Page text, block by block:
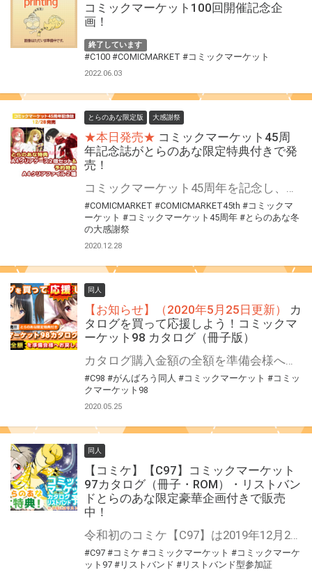
コミックマーケット100回開催記念企
画！
終了しています
#C100 #COMICMARKET #コミックマーケット
2022.06.03
とらのあな限定版 大感謝祭
★本日発売★ コミックマーケット45周
年記念誌がとらのあな限定特典付きで発
売！
コミックマーケット45周年を記念し、約200名の豪華作家によるイラスト集が発売！ とらのあなでは特典A4クリアケース2種＆予約特典クリアファイル2種をお付けします！
#COMICMARKET #COMICMARKET45th #コミックマ
ーケット #コミックマーケット45周年 #とらのあな冬
の大感謝祭
2020.12.28
同人
【お知らせ】（2020年5月25日更新）
カ
タログを買って応援しよう！コミックマ
ーケット98 カタログ（冊子版）
カタログ購入金額の全額を準備会様へお戻し致します。 ※決済手数料・消費税を除きます。 コミックマーケット98開催中止に伴い、とらのあなではカタログ購入金額の全額を準備会様へお戻しさせて頂き、今後の開催に向けて支援させて頂きます。 カタログのご購入を通じた準備会様へのご支援をよろしくお願い致します！ 【お知らせ】（2020年5月25日更新） カタログの販売は5月31日(日)までとなります。 なお、特典引換券をお持ちの方は、引き換え期限も同日となりますので、お早めにお引き換えをお願い致します。
#C98 #がんばろう同人 #コミックマーケット #コミッ
クマーケット98
2020.05.25
同人
【コミケ】【C97】コミックマーケット
97カタログ（冊子・ROM）・リストバン
ドとらのあな限定豪華企画付きで販売
中！
令和初のコミケ【C97】は2019年12月28日(土)～31日(火)開催！ とらのあなでは今回もコミケカタログ、リストバンドをお買い上げの方に、豪華特典【男性向け＆女性向け】を多数ご用意！ ご予約はお早めに！
#C97 #コミケ #コミックマーケット #コミックマーケ
ット97 #リストバンド #リストバンド型参加証